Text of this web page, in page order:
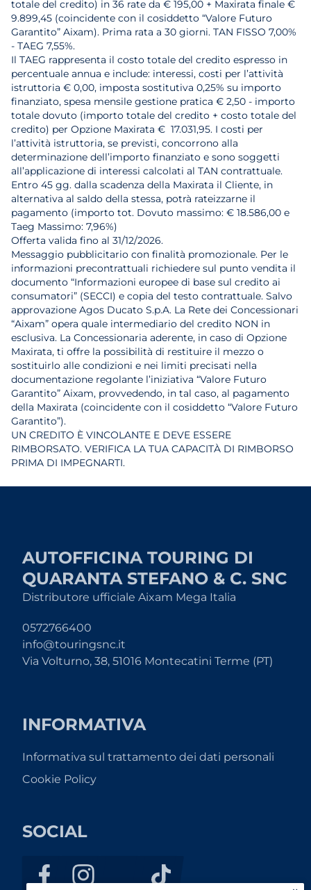
totale del credito) in 36 rate da € 195,00 + Maxirata finale €
9.899,45 (coincidente con il cosiddetto “Valore Futuro
Garantito” Aixam). Prima rata a 30 giorni. TAN FISSO 7,00%
- TAEG 7,55%.
Il TAEG rappresenta il costo totale del credito espresso in
percentuale annua e include: interessi, costi per l’attività
istruttoria € 0,00, imposta sostitutiva 0,25% su importo
finanziato, spesa mensile gestione pratica € 2,50 - importo
totale dovuto (importo totale del credito + costo totale del
credito) per Opzione Maxirata € 17.031,95. I costi per
l’attività istruttoria, se previsti, concorrono alla
determinazione dell’importo finanziato e sono soggetti
all’applicazione di interessi calcolati al TAN contrattuale.
Entro 45 gg. dalla scadenza della Maxirata il Cliente, in
alternativa al saldo della stessa, potrà rateizzarne il
pagamento (importo tot. Dovuto massimo: € 18.586,00 e
Taeg Massimo: 7,96%)
Offerta valida fino al 31/12/2026.
Messaggio pubblicitario con finalità promozionale. Per le
informazioni precontrattuali richiedere sul punto vendita il
documento “Informazioni europee di base sul credito ai
consumatori” (SECCI) e copia del testo contrattuale. Salvo
approvazione Agos Ducato S.p.A. La Rete dei Concessionari
“Aixam” opera quale intermediario del credito NON in
esclusiva. La Concessionaria aderente, in caso di Opzione
Maxirata, ti offre la possibilità di restituire il mezzo o
sostituirlo alle condizioni e nei limiti precisati nella
documentazione regolante l’iniziativa “Valore Futuro
Garantito” Aixam, provvedendo, in tal caso, al pagamento
della Maxirata (coincidente con il cosiddetto “Valore Futuro
Garantito”).
UN CREDITO È VINCOLANTE E DEVE ESSERE
RIMBORSATO. VERIFICA LA TUA CAPACITÀ DI RIMBORSO
PRIMA DI IMPEGNARTI.
AUTOFFICINA TOURING DI
QUARANTA STEFANO & C. SNC
Distributore ufficiale Aixam Mega Italia
0572766400
info@touringsnc.it
Via Volturno, 38, 51016 Montecatini Terme (PT)
INFORMATIVA
Informativa sul trattamento dei dati personali
Cookie Policy
SOCIAL